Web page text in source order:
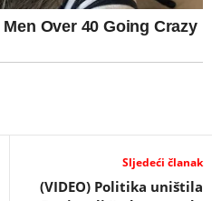
Sljedeći članak
(VIDEO) Politika uništila